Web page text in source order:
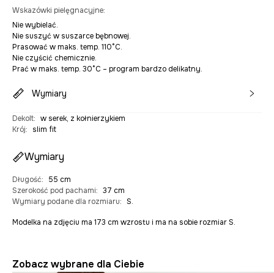
Wskazówki pielęgnacyjne:
Nie wybielać.
Nie suszyć w suszarce bębnowej.
Prasować w maks. temp. 110°C.
Nie czyścić chemicznie.
Prać w maks. temp. 30°C – program bardzo delikatny.
Wymiary
Dekolt: w serek, z kołnierzykiem
Krój: slim fit
Wymiary
Długość:
55 cm
Szerokość pod pachami: 37 cm
Wymiary podane dla rozmiaru: S.
Modelka na zdjęciu ma 173 cm wzrostu i ma na sobie rozmiar S.
Zobacz wybrane dla Ciebie